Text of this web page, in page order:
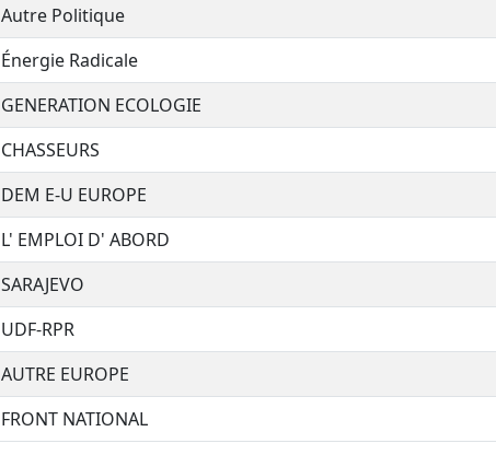
Autre Politique
Énergie Radicale
GENERATION ECOLOGIE
CHASSEURS
DEM E-U EUROPE
L' EMPLOI D' ABORD
SARAJEVO
UDF-RPR
AUTRE EUROPE
FRONT NATIONAL